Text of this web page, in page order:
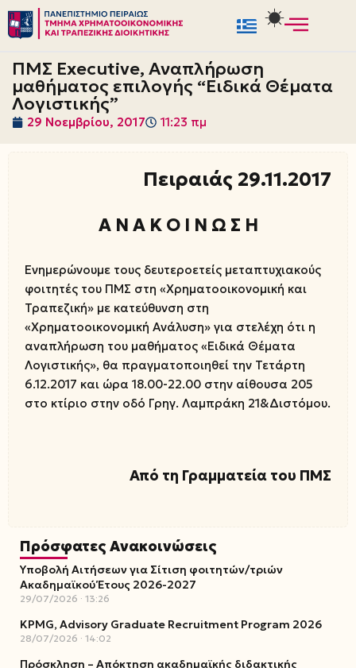
Μεταπηδήστε
στο
περιεχόμενο
ΠΜΣ Executive, Αναπλήρωση
μαθήματος επιλογής “Ειδικά Θέματα
Λογιστικής”
29 Νοεμβρίου, 2017 11:23 πμ
Πειραιάς 29.11.2017
Α Ν Α Κ Ο Ι Ν Ω Σ Η
Ενημερώνουμε τους δευτεροετείς μεταπτυχιακούς
φοιτητές του ΠΜΣ στη «Χρηματοοικονομική και
Τραπεζική» με κατεύθυνση στη
«Χρηματοοικονομική Ανάλυση» για στελέχη ότι η
αναπλήρωση του μαθήματος «Ειδικά Θέματα
Λογιστικής», θα πραγματοποιηθεί την Τετάρτη
6.12.2017 και ώρα 18.00-22.00 στην αίθουσα 205
στο κτίριο στην οδό Γρηγ. Λαμπράκη 21&Διστόμου.
Από τη Γραμματεία του ΠΜΣ
Πρόσφατες Ανακοινώσεις
Υποβολή Αιτήσεων για Σίτιση φοιτητών/τριών
Ακαδημαϊκού Έτους 2026-2027
29/07/2026 13:26
KPMG, Advisory Graduate Recruitment Program 2026
28/07/2026 14:02
Πρόσκληση – Απόκτηση ακαδημαϊκής διδακτικής